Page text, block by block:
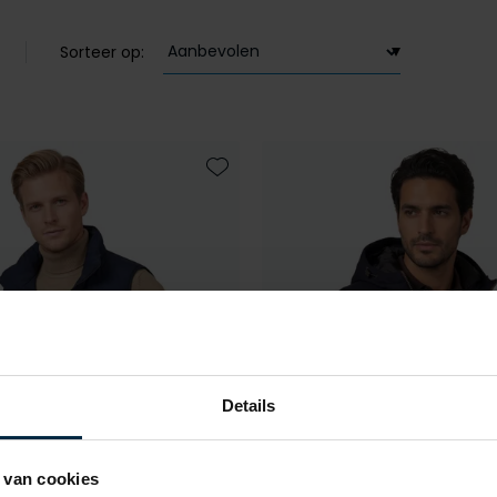
Details
cookies
Sorteer op:
Toevoegen aan favorieten